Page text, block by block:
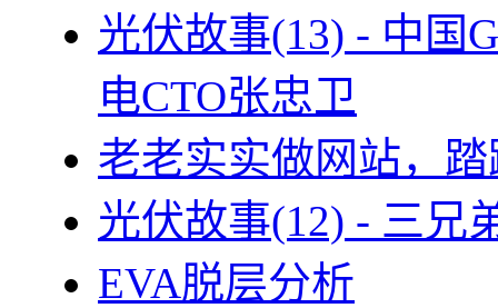
光伏故事(13) - 中国
电CTO张忠卫
老老实实做网站，
光伏故事(12) - 三兄
EVA脱层分析